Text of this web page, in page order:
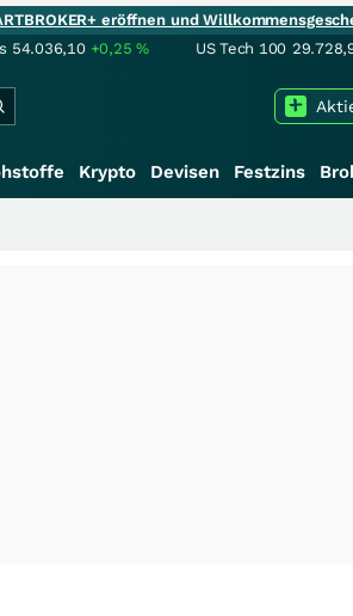
eröffnen und
54.036,10 +0,25% US Tech 100
Krypto Devisen Festzins